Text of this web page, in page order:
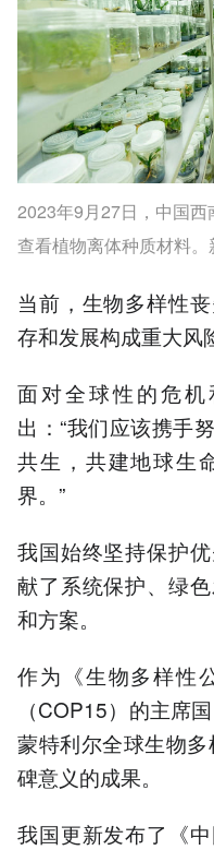
2023年9月27日，中国
查看植物离体种质材料
当前，生物多样性
存和发展构成重大风
面对全球性的危
出：“我们应该携手
共生，共建地球生
界。”
我国始终坚持保护
献了系统保护、绿
和方案。
作为《生物多样性
（COP15）的主席
蒙特利尔全球生物
碑意义的成果。
我国更新发布了《